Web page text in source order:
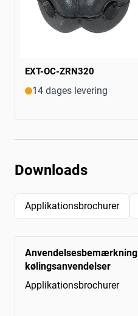
EXT-OC-ZRN320
14 dages levering
Downloads
Applikationsbrochurer
Anvendelsesbemærkning
kølingsanvendelser
Applikationsbrochurer